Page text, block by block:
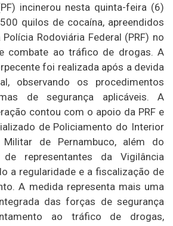
incinerou nesta quinta-feira (6)
quilos de cocaína, apreendidos
Rodoviária Federal (PRF) no
combate ao tráfico de drogas. A
foi realizada após a devida
observando os procedimentos
de segurança aplicáveis. A
contou com o apoio da PRF e
de Policiamento do Interior
de Pernambuco, além do
de representantes da Vigilância
a regularidade e a fiscalização de
A medida representa mais uma
das forças de segurança
ao tráfico de drogas,